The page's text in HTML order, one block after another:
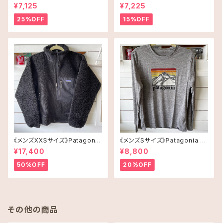
タオル
¥7,125
25%OFF
f タンブラー 16oz(473ml)・C
offee and Alohaオレンジ
¥7,225
15%OFF
《メンズXXSサイズ》Patagonia
レトロX
¥17,400
50%OFF
《メンズSサイズ》Patagonia ロ
ングスリーブT-shirt
¥8,800
20%OFF
その他の商品